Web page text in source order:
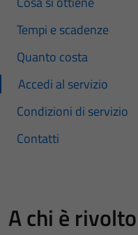
Tempi e scadenze
Quanto costa
Accedi al servizio
Condizioni di servizio
Contatti
A chi è rivolto